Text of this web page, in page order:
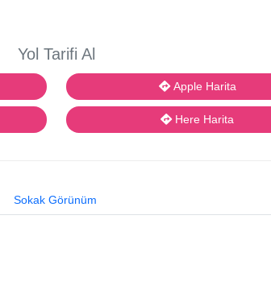
Yol Tarifi Al
Apple Harita
Here Harita
Sokak Görünüm